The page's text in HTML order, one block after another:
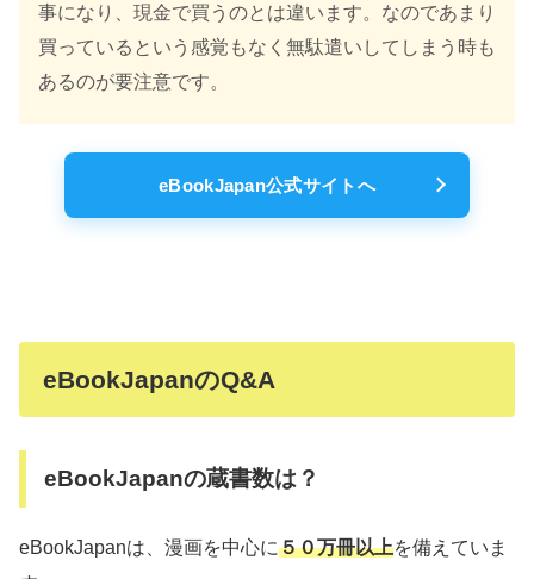
事になり、現金で買うのとは違います。なのであまり
買っているという感覚もなく無駄遣いしてしまう時も
あるのが要注意です。
eBookJapan公式サイトへ
eBookJapanのQ&A
eBookJapanの蔵書数は？
eBookJapanは、漫画を中心に５０万冊以上を備えていま